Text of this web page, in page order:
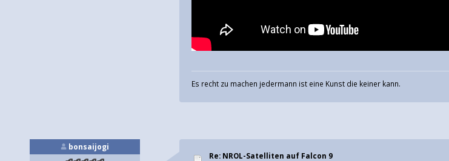
Es recht zu machen jedermann ist eine Kunst die keiner kann.
bonsaijogi
Re: NROL-Satelliten auf Falcon 9